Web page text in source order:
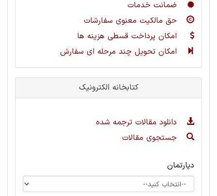
ضمانت خدمات
حق مالکیت معنوی سفارشات
امکان پرداخت قسطی هزینه ها
امکان تحویل چند مرحله ای سفارش
کتابخانه الکترونیک
دانلود مقالات ترجمه شده
جستجوی مقالات
دپارتمان